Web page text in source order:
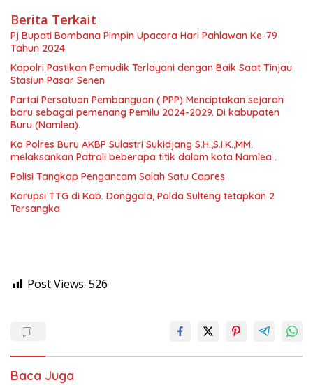
Berita Terkait
Pj Bupati Bombana Pimpin Upacara Hari Pahlawan Ke-79
Tahun 2024
Kapolri Pastikan Pemudik Terlayani dengan Baik Saat Tinjau
Stasiun Pasar Senen
Partai Persatuan Pembanguan ( PPP) Menciptakan sejarah
baru sebagai pemenang Pemilu 2024-2029. Di kabupaten
Buru (Namlea).
Ka Polres Buru AKBP Sulastri Sukidjang S.H.,S.I.K.,MM.
melaksankan Patroli beberapa titik dalam kota Namlea .
Polisi Tangkap Pengancam Salah Satu Capres
Korupsi TTG di Kab. Donggala, Polda Sulteng tetapkan 2
Tersangka
Post Views: 526
Baca Juga